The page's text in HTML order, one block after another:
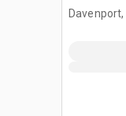
Nacelle
Davenport,